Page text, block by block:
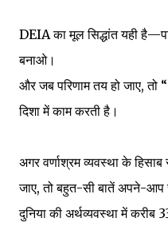
DEIA का मूल सिद्धांत यही
बनाओ।
और जब परिणाम तय हो जाए, तो
दिशा में काम करती है।
अगर वर्णाश्रम व्यवस्था के
जाए, तो बहुत-सी बातें अपने-आप
दुनिया की अर्थव्यवस्था में करीब